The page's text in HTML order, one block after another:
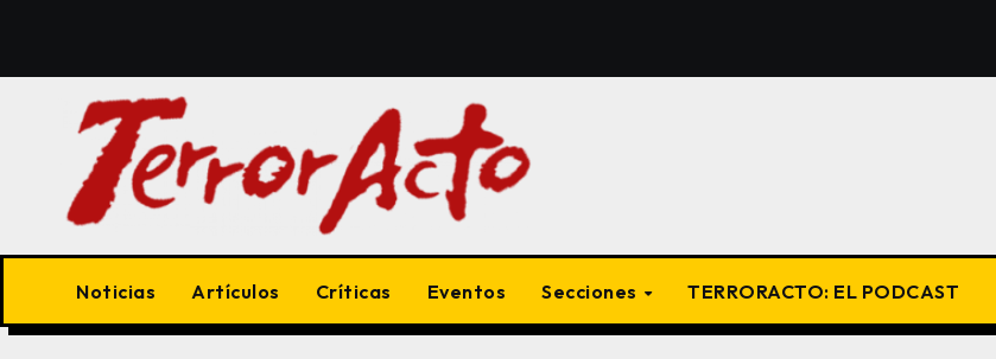
contenido
Noticias Artículos Críticas Eventos Secciones TERRORACTO: EL PODCAST